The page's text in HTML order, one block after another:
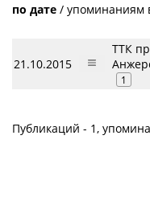
по дате / упоминаниям
21.10.2015
ТТК
1
Публикаций - 1,